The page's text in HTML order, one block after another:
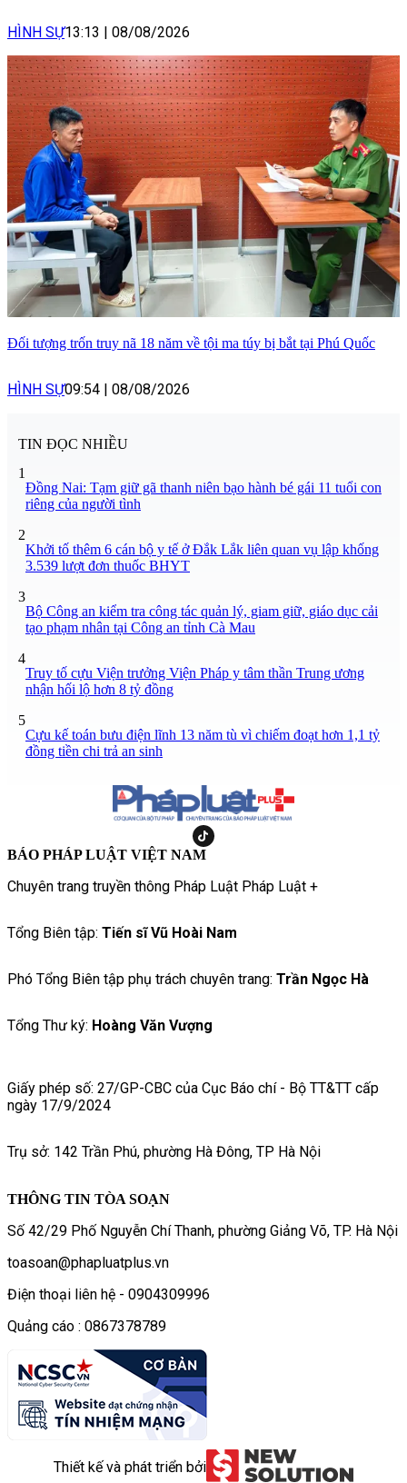
HÌNH SỰ13:13 | 08/08/2026
Đối tượng trốn truy nã 18 năm về tội ma túy bị bắt tại Phú Quốc
HÌNH SỰ09:54 | 08/08/2026
TIN ĐỌC NHIỀU
1
Đồng Nai: Tạm giữ gã thanh niên bạo hành bé gái 11 tuổi con
riêng của người tình
2
Khởi tố thêm 6 cán bộ y tế ở Đắk Lắk liên quan vụ lập khống
3.539 lượt đơn thuốc BHYT
3
Bộ Công an kiểm tra công tác quản lý, giam giữ, giáo dục cải
tạo phạm nhân tại Công an tỉnh Cà Mau
4
Truy tố cựu Viện trưởng Viện Pháp y tâm thần Trung ương
nhận hối lộ hơn 8 tỷ đồng
5
Cựu kế toán bưu điện lĩnh 13 năm tù vì chiếm đoạt hơn 1,1 tỷ
đồng tiền chi trả an sinh
BÁO PHÁP LUẬT VIỆT NAM
Chuyên trang truyền thông Pháp Luật Pháp Luật +
Tổng Biên tập: Tiến sĩ Vũ Hoài Nam
Phó Tổng Biên tập phụ trách chuyên trang: Trần Ngọc Hà
Tổng Thư ký: Hoàng Văn Vượng
Giấy phép số: 27/GP-CBC của Cục Báo chí - Bộ TT&TT cấp
ngày 17/9/2024
Trụ sở: 142 Trần Phú, phường Hà Đông, TP Hà Nội
THÔNG TIN TÒA SOẠN
Số 42/29 Phố Nguyễn Chí Thanh, phường Giảng Võ, TP. Hà Nội
toasoan@phapluatplus.vn
Điện thoại liên hệ - 0904309996
Quảng cáo : 0867378789
Thiết kế và phát triển bởi